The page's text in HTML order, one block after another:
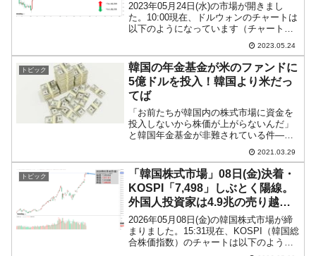
2023年05月24日(水)の市場が開きまし
た。10:00現在、ドルウォンのチャートは
以下のようになっています（チャートは
『Investing.com』より引用）。前日は陽
線で閉まり、ダブルトップネックライン
の上に出ました（ただし、一度ネッ...
2023.05.24
トピック
韓国の年金基金が米のファンドに
5億ドルを投入！韓国より米だっ
てば
「お前たちが韓国内の株式市場に資金を
投入しないから株価が上がらないんだ」
と韓国年金基金が非難されている件――
の続きのような話です。韓国の「国民年
金基金」など主要年金基金・共済会は、
北米市場のM＆A市場で頭角を現している
プライベート・エクイテ...
2021.03.29
トピック
「韓国株式市場」08日(金)決着・
KOSPI「7,498」しぶとく陽線。
外国人投資家は4.9兆の売り越
し！
2026年05月08日(金)の韓国株式市場が締
まりました。15:31現在、KOSPI（韓国総
合株価指数）のチャートは以下のように